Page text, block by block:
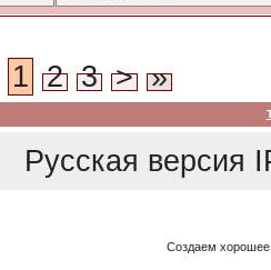
1 2 3 > »
Русская версия
Создаем